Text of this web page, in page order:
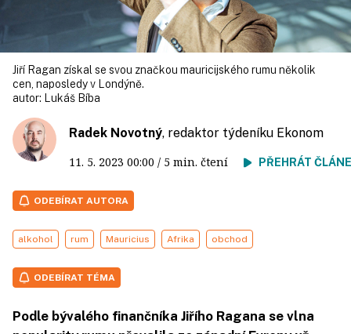
Jiří Ragan získal se svou značkou mauricijského rumu několik
cen, naposledy v Londýně.
autor:
Lukáš Bíba
Radek Novotný, redaktor týdeníku Ekonom
11. 5. 2023 00:00 / 5 min. čtení PŘEHRÁT
ODEBÍRAT AUTORA
alkohol rum Mauricius Afrika obchod
ODEBÍRAT TÉMA
Podle bývalého finančníka Jiřího Ragana se vlna